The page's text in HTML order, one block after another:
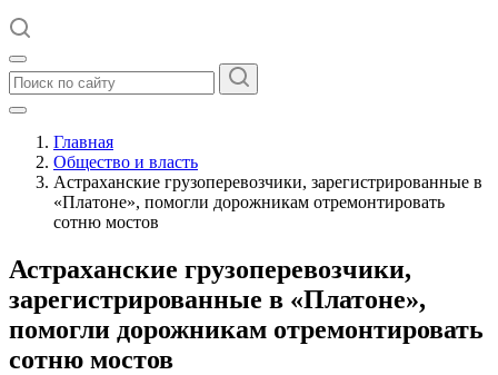
Главная
Общество и власть
Астраханские грузоперевозчики, зарегистрированные в
«Платоне», помогли дорожникам отремонтировать
сотню мостов
Астраханские грузоперевозчики,
зарегистрированные в «Платоне»,
помогли дорожникам отремонтировать
сотню мостов